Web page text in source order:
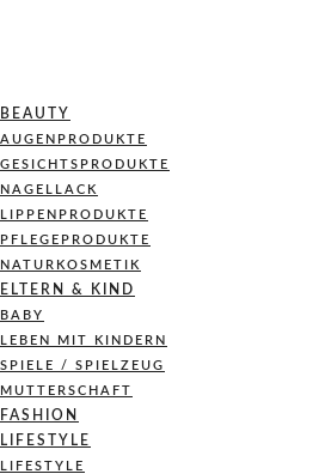
BEAUTY
AUGENPRODUKTE
GESICHTSPRODUKTE
NAGELLACK
LIPPENPRODUKTE
PFLEGEPRODUKTE
NATURKOSMETIK
ELTERN & KIND
BABY
LEBEN MIT KINDERN
SPIELE / SPIELZEUG
MUTTERSCHAFT
FASHION
LIFESTYLE
LIFESTYLE